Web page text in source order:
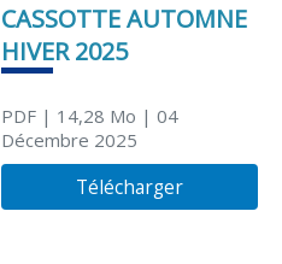
CASSOTTE AUTOMNE
HIVER 2025
PDF| 14,28 Mo | 04
Décembre 2025
Télécharger